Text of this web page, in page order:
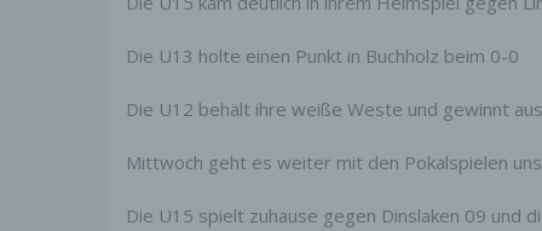
Die U13 holte einen Punkt in Buchholz beim 0-0
Die U12 behält ihre weiße Weste und gewinnt
Mittwoch geht es weiter mit den Pokalspielen
Die U15 spielt zuhause gegen Dinslaken 09 und
zum